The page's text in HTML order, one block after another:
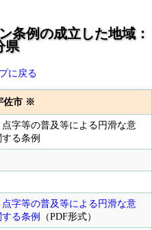
条例の成立した地域：
県
に戻る
佐市 ※
字等の普及等による円滑な意
る条例
字等の普及等による円滑な意
る条例
（PDF形式）